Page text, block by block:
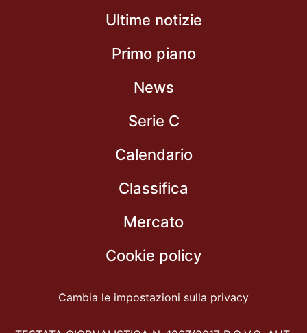
Ultime notizie
Primo piano
News
Serie C
Calendario
Classifica
Mercato
Cookie policy
Cambia le impostazioni sulla privacy